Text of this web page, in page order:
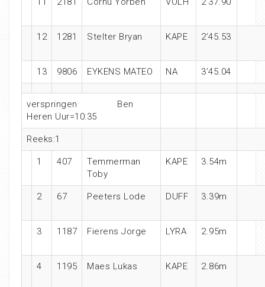
12 1281 Stelter Bryan KAPE 2’45.53
13 9806 EYKENS MATEO NA 3’45.04
verspringen Ben
Heren Uur=10:35
Reeks:1
1 407
Temmerman
Toby
KAPE 3.54m
2 67 Peeters Lode DUFF 3.39m
3 1187 Fierens Jorge LYRA 2.95m
4 1195 Maes Lukas KAPE 2.86m